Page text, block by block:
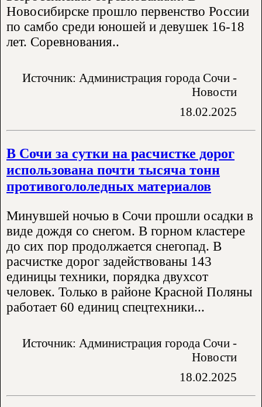
Новосибирске прошло первенство России
по самбо среди юношей и девушек 16-18
лет. Соревнования..
Источник: Администрация города Сочи -
Новости
18.02.2025
В Сочи за сутки на расчистке дорог
использована почти тысяча тонн
противогололедных материалов
Минувшей ночью в Сочи прошли осадки в
виде дождя со снегом. В горном кластере
до сих пор продолжается снегопад. В
расчистке дорог задействованы 143
единицы техники, порядка двухсот
человек. Только в районе Красной Поляны
работает 60 единиц спецтехники...
Источник: Администрация города Сочи -
Новости
18.02.2025